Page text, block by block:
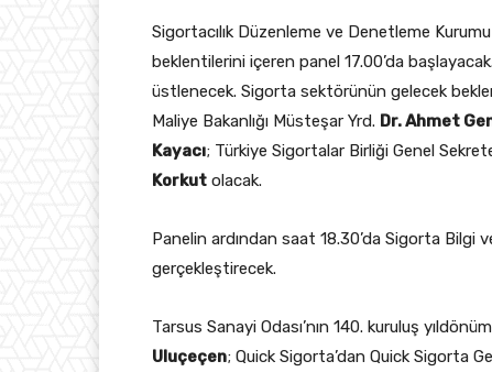
Sigortacılık Düzenleme ve Denetleme
beklentilerini içeren panel 17.00’da
üstlenecek. Sigorta sektörünün gelecek
Maliye Bakanlığı Müsteşar Yrd. Dr. Ahmet
Kayacı; Türkiye Sigortalar Birliği Genel
Korkut olacak.
Panelin ardından saat 18.30’da Sigorta Bilgi
gerçekleştirecek.
Tarsus Sanayi Odası’nın 140. kuruluş
Uluçeçen; Quick Sigorta’dan Quick Sigorta